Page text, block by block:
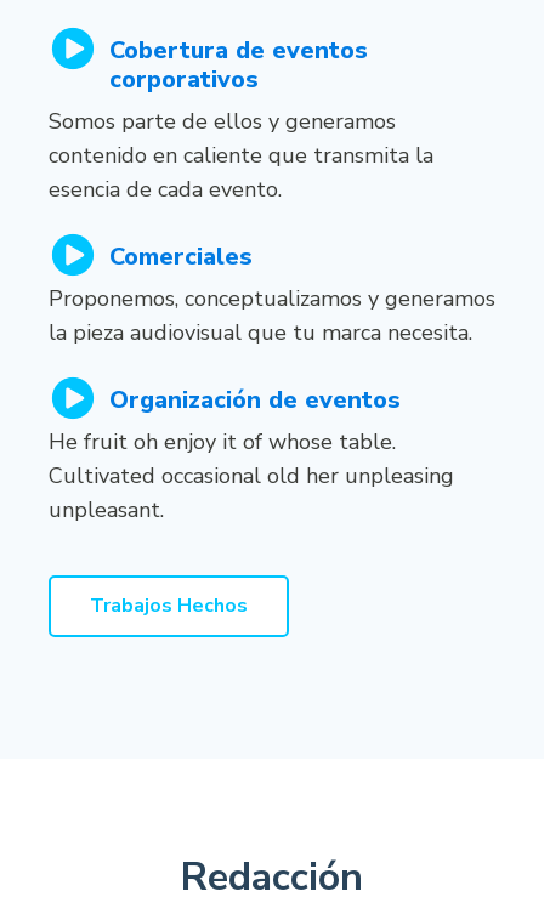
Cobertura de eventos
corporativos
Somos parte de ellos y generamos
contenido en caliente que transmita la
esencia de cada evento.
Comerciales
Proponemos, conceptualizamos y generamos
la pieza audiovisual que tu marca necesita.
Organización de eventos
He fruit oh enjoy it of whose table.
Cultivated occasional old her unpleasing
unpleasant.
Trabajos Hechos
Redacción